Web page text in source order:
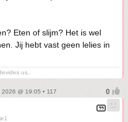
Eten of slijm? Het is wel
Jij hebt vast geen lelies in
us..
@ 19:05 • 117